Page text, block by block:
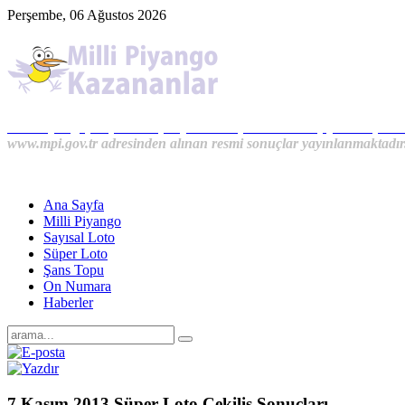
Perşembe, 06 Ağustos 2026
www.mpi.gov.tr adresinden alınan resmi sonuçlar
Ana Sayfa
Milli Piyango
Sayısal Loto
Süper Loto
Şans Topu
On Numara
Haberler